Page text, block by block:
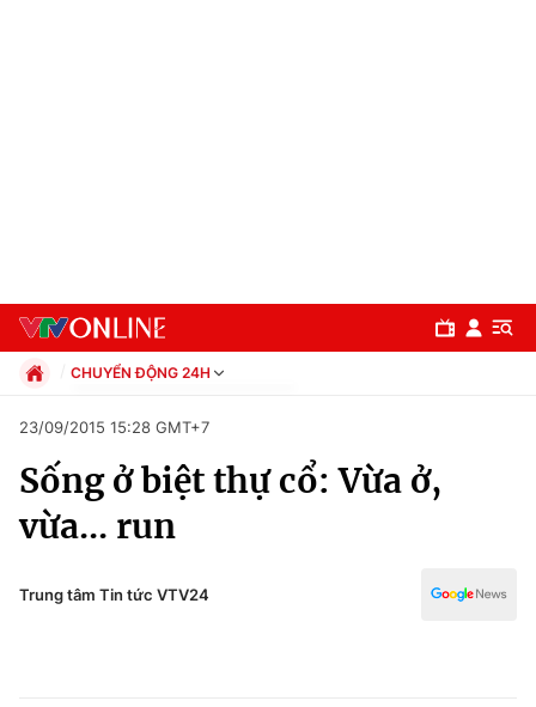
Chuyên mục
Chính trị
Xã hội
CHUYỂN ĐỘNG 24H
Xã hội
Pháp luật
Kinh tế
Thể thao
Văn hóa - Giải trí
23/09/2015 15:28 GMT+7
Sống ở biệt thự cổ: Vừa ở,
vừa... run
Trung tâm Tin tức VTV24